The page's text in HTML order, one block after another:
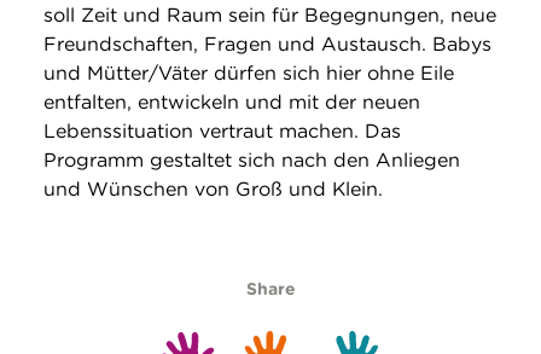
Suche
soll Zeit und Raum sein für Begegnungen, neue
Freundschaften, Fragen und Austausch. Babys
und Mütter/Väter dürfen sich hier ohne Eile
entfalten, entwickeln und mit der neuen
Lebenssituation vertraut machen. Das
Programm gestaltet sich nach den Anliegen
und Wünschen von Groß und Klein.
Share